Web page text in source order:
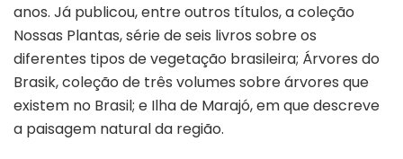
anos. Já publicou, entre outros títulos, a coleção
Nossas Plantas, série de seis livros sobre os
diferentes tipos de vegetação brasileira; Árvores do
Brasik, coleção de três volumes sobre árvores que
existem no Brasil; e Ilha de Marajó, em que descreve
a paisagem natural da região.